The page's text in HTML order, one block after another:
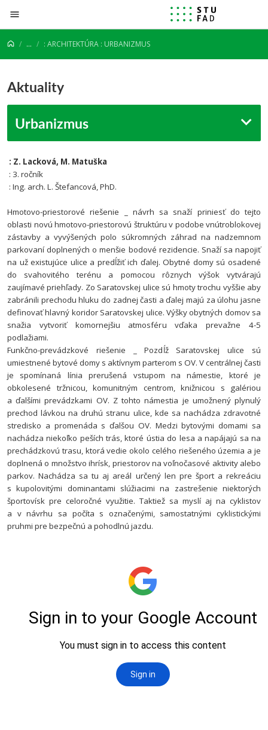
Prejsť na obsah
... : ARCHITEKTÚRA : URBANIZMUS
Aktuality
Urbanizmus
: Z. Lacková, M. Matuška
: 3. ročník
: Ing. arch. L. Štefancová, PhD.
Hmotovo-priestorové riešenie _ návrh sa snaží priniesť do tejto
oblasti novú hmotovo-priestorovú štruktúru v podobe vnútroblokovej
zástavby a vyvýšených polo súkromných záhrad na nadzemnom
parkovaní doplnených o menšie bodové rezidencie. Snaží sa napojiť
na už existujúce ulice a predĺžiť ich ďalej. Obytné domy sú osadené
do svahovitého terénu a pomocou rôznych výšok vytvárajú
zaujímavé priehľady. Zo Saratovskej ulice sú hmoty trochu vyššie aby
zabránili prechodu hluku do zadnej časti a ďalej majú za úlohu jasne
definovať hlavný koridor Saratovskej ulice. Výšky obytných domov sa
snažia vytvoriť komornejšiu atmosféru vďaka prevažne 4-5
podlažiami.
Funkčno-prevádzkové riešenie _ Pozdĺž Saratovskej ulice sú
umiestnené bytové domy s aktívnym parterom s OV. V centrálnej časti
je spomínaná línia prerušená vstupom na námestie, ktoré je
obkolesené tržnicou, komunitným centrom, knižnicou s galériou
a ďalšími prevádzkami OV. Z tohto námestia je umožnený plynulý
prechod lávkou na druhú stranu ulice, kde sa nachádza zdravotné
stredisko a promenáda s ďalšou OV. Medzi bytovými domami sa
nachádza niekoľko peších trás, ktoré ústia do lesa a napájajú sa na
prechádzkovú trasu, ktorá vedie okolo celého riešeného územia a je
doplnená o množstvo ihrísk, priestorov na voľnočasové aktivity alebo
parkov. Nachádza sa tu aj areál určený len pre šport a rekreáciu
s kupolovitými dominantami slúžiacimi na zastrešenie niektorých
športovísk pre celoročné využitie. Taktiež sa myslí aj na cyklistov
a v návrhu sa počíta s označenými, samostatnými cyklistickými
pruhmi pre bezpečnú a pohodlnú jazdu.